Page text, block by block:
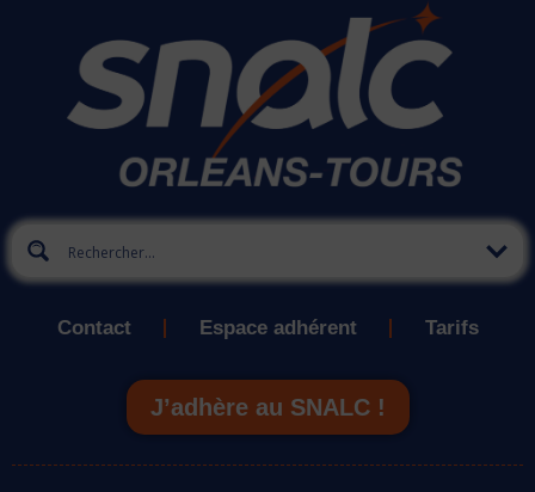
Contact Espace adhérent Tarifs
J’adhère au SNALC !